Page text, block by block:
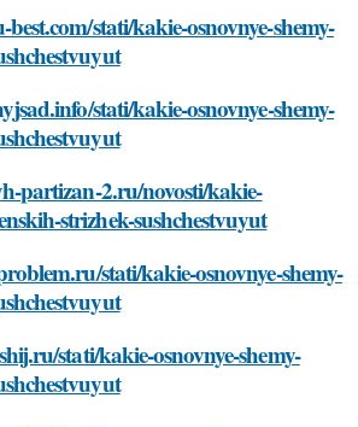
stati/kakie-osnovnye-shemy-
stati/kakie-osnovnye-shemy-
partizan-2.ru/novosti/kakie-
strizhek-sushchestvuyut
stati/kakie-osnovnye-shemy-
stati/kakie-osnovnye-shemy-